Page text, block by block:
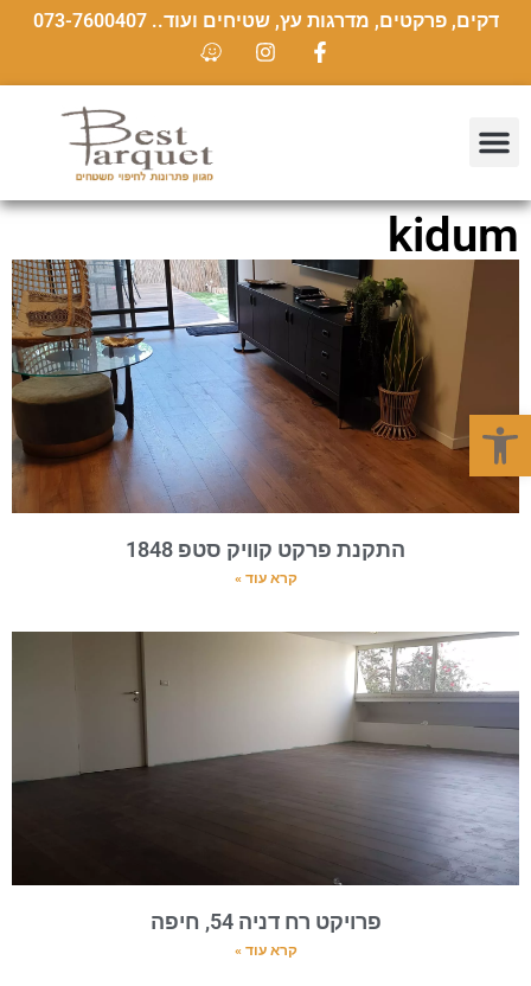
פתח סרגל נגישות
דקים, פרקטים, מדרגות עץ, שטיחים ועוד.. 073-7600407
kidum
התקנת פרקט קוויק סטפ 1848
קרא עוד »
פרויקט רח דניה 54, חיפה
קרא עוד »